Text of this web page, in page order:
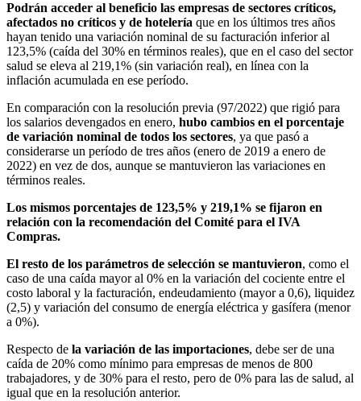
Podrán acceder al beneficio las empresas de sectores críticos,
afectados no críticos y de hotelería que en los últimos tres años
hayan tenido una variación nominal de su facturación inferior al
123,5% (caída del 30% en términos reales), que en el caso del sector
salud se eleva al 219,1% (sin variación real), en línea con la
inflación acumulada en ese período.
En comparación con la resolución previa (97/2022) que rigió para
los salarios devengados en enero, hubo cambios en el porcentaje
de variación nominal de todos los sectores, ya que pasó a
considerarse un período de tres años (enero de 2019 a enero de
2022) en vez de dos, aunque se mantuvieron las variaciones en
términos reales.
Los mismos porcentajes de 123,5% y 219,1% se fijaron en
relación con la recomendación del Comité para el IVA
Compras.
El resto de los parámetros de selección se mantuvieron, como el
caso de una caída mayor al 0% en la variación del cociente entre el
costo laboral y la facturación, endeudamiento (mayor a 0,6), liquidez
(2,5) y variación del consumo de energía eléctrica y gasífera (menor
a 0%).
Respecto de la variación de las importaciones, debe ser de una
caída de 20% como mínimo para empresas de menos de 800
trabajadores, y de 30% para el resto, pero de 0% para las de salud, al
igual que en la resolución anterior.